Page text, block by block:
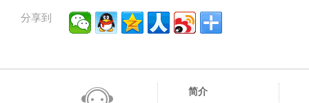
分享到
简介